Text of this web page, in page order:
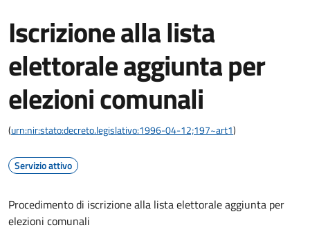
Iscrizione alla lista
elettorale aggiunta per
elezioni comunali
(urn:nir:stato:decreto.legislativo:1996-04-12;197~art1)
Servizio attivo
Procedimento di iscrizione alla lista elettorale aggiunta per
elezioni comunali